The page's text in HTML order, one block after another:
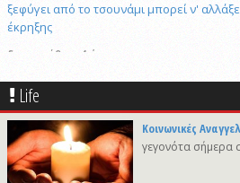
ξεφύγει από το τσουνάμι μπορεί ν'
έκρηξης
δημοσιεύθηκε 4 ώρες πριν
προορισμών
7/8/2026 21:46
Γιώργος Νταλάρας «Ρεμπέτικο»: Μια
πλαίσιο του Φεστιβάλ Ρεμπέτικου Σύρου
7/8/2026 09:50
Life
Κοινωνικές
γεγονότα σήμερα